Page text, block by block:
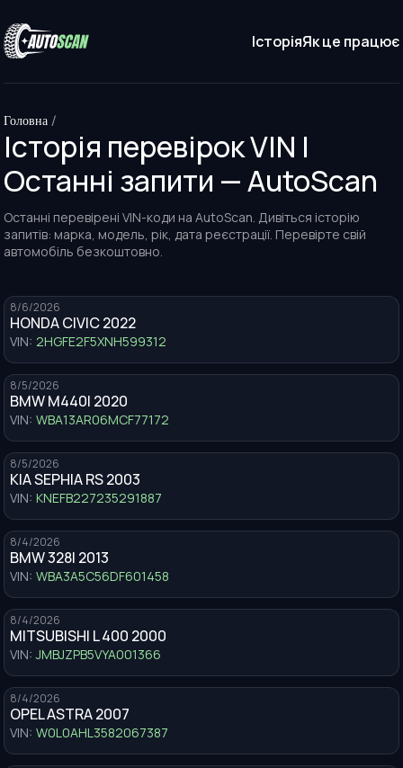
ІсторіяЯк це працює
Головна /
Історія перевірок VIN |
Останні запити — AutoScan
Останні перевірені VIN-коди на AutoScan. Дивіться історію
запитів: марка, модель, рік, дата реєстрації. Перевірте свій
автомобіль безкоштовно.
8/6/2026
HONDA CIVIC 2022
VIN: 2HGFE2F5XNH599312
8/5/2026
BMW M440I 2020
VIN: WBA13AR06MCF77172
8/5/2026
KIA SEPHIA RS 2003
VIN: KNEFB227235291887
8/4/2026
BMW 328I 2013
VIN: WBA3A5C56DF601458
8/4/2026
MITSUBISHI L 400 2000
VIN: JMBJZPB5VYA001366
8/4/2026
OPEL ASTRA 2007
VIN: W0L0AHL3582067387